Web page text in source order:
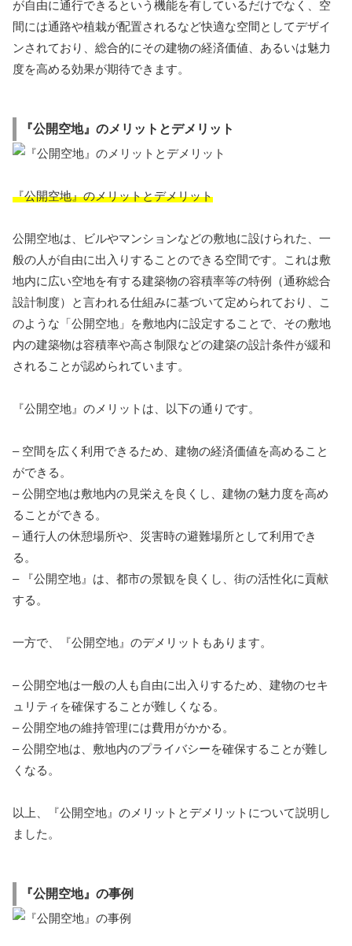
が自由に通行できるという機能を有しているだけでなく、空
間には通路や植栽が配置されるなど快適な空間としてデザイ
ンされており、総合的にその建物の経済価値、あるいは魅力
度を高める効果が期待できます。
『公開空地』のメリットとデメリット
『公開空地』のメリットとデメリット
公開空地は、ビルやマンションなどの敷地に設けられた、一
般の人が自由に出入りすることのできる空間です。これは敷
地内に広い空地を有する建築物の容積率等の特例（通称総合
設計制度）と言われる仕組みに基づいて定められており、こ
のような「公開空地」を敷地内に設定することで、その敷地
内の建築物は容積率や高さ制限などの建築の設計条件が緩和
されることが認められています。
『公開空地』のメリットは、以下の通りです。
– 空間を広く利用できるため、建物の経済価値を高めること
ができる。
– 公開空地は敷地内の見栄えを良くし、建物の魅力度を高め
ることができる。
– 通行人の休憩場所や、災害時の避難場所として利用でき
る。
– 『公開空地』は、都市の景観を良くし、街の活性化に貢献
する。
一方で、『公開空地』のデメリットもあります。
– 公開空地は一般の人も自由に出入りするため、建物のセキ
ュリティを確保することが難しくなる。
– 公開空地の維持管理には費用がかかる。
– 公開空地は、敷地内のプライバシーを確保することが難し
くなる。
以上、『公開空地』のメリットとデメリットについて説明し
ました。
『公開空地』の事例